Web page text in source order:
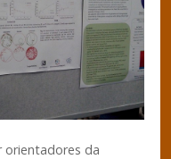
orientadores da